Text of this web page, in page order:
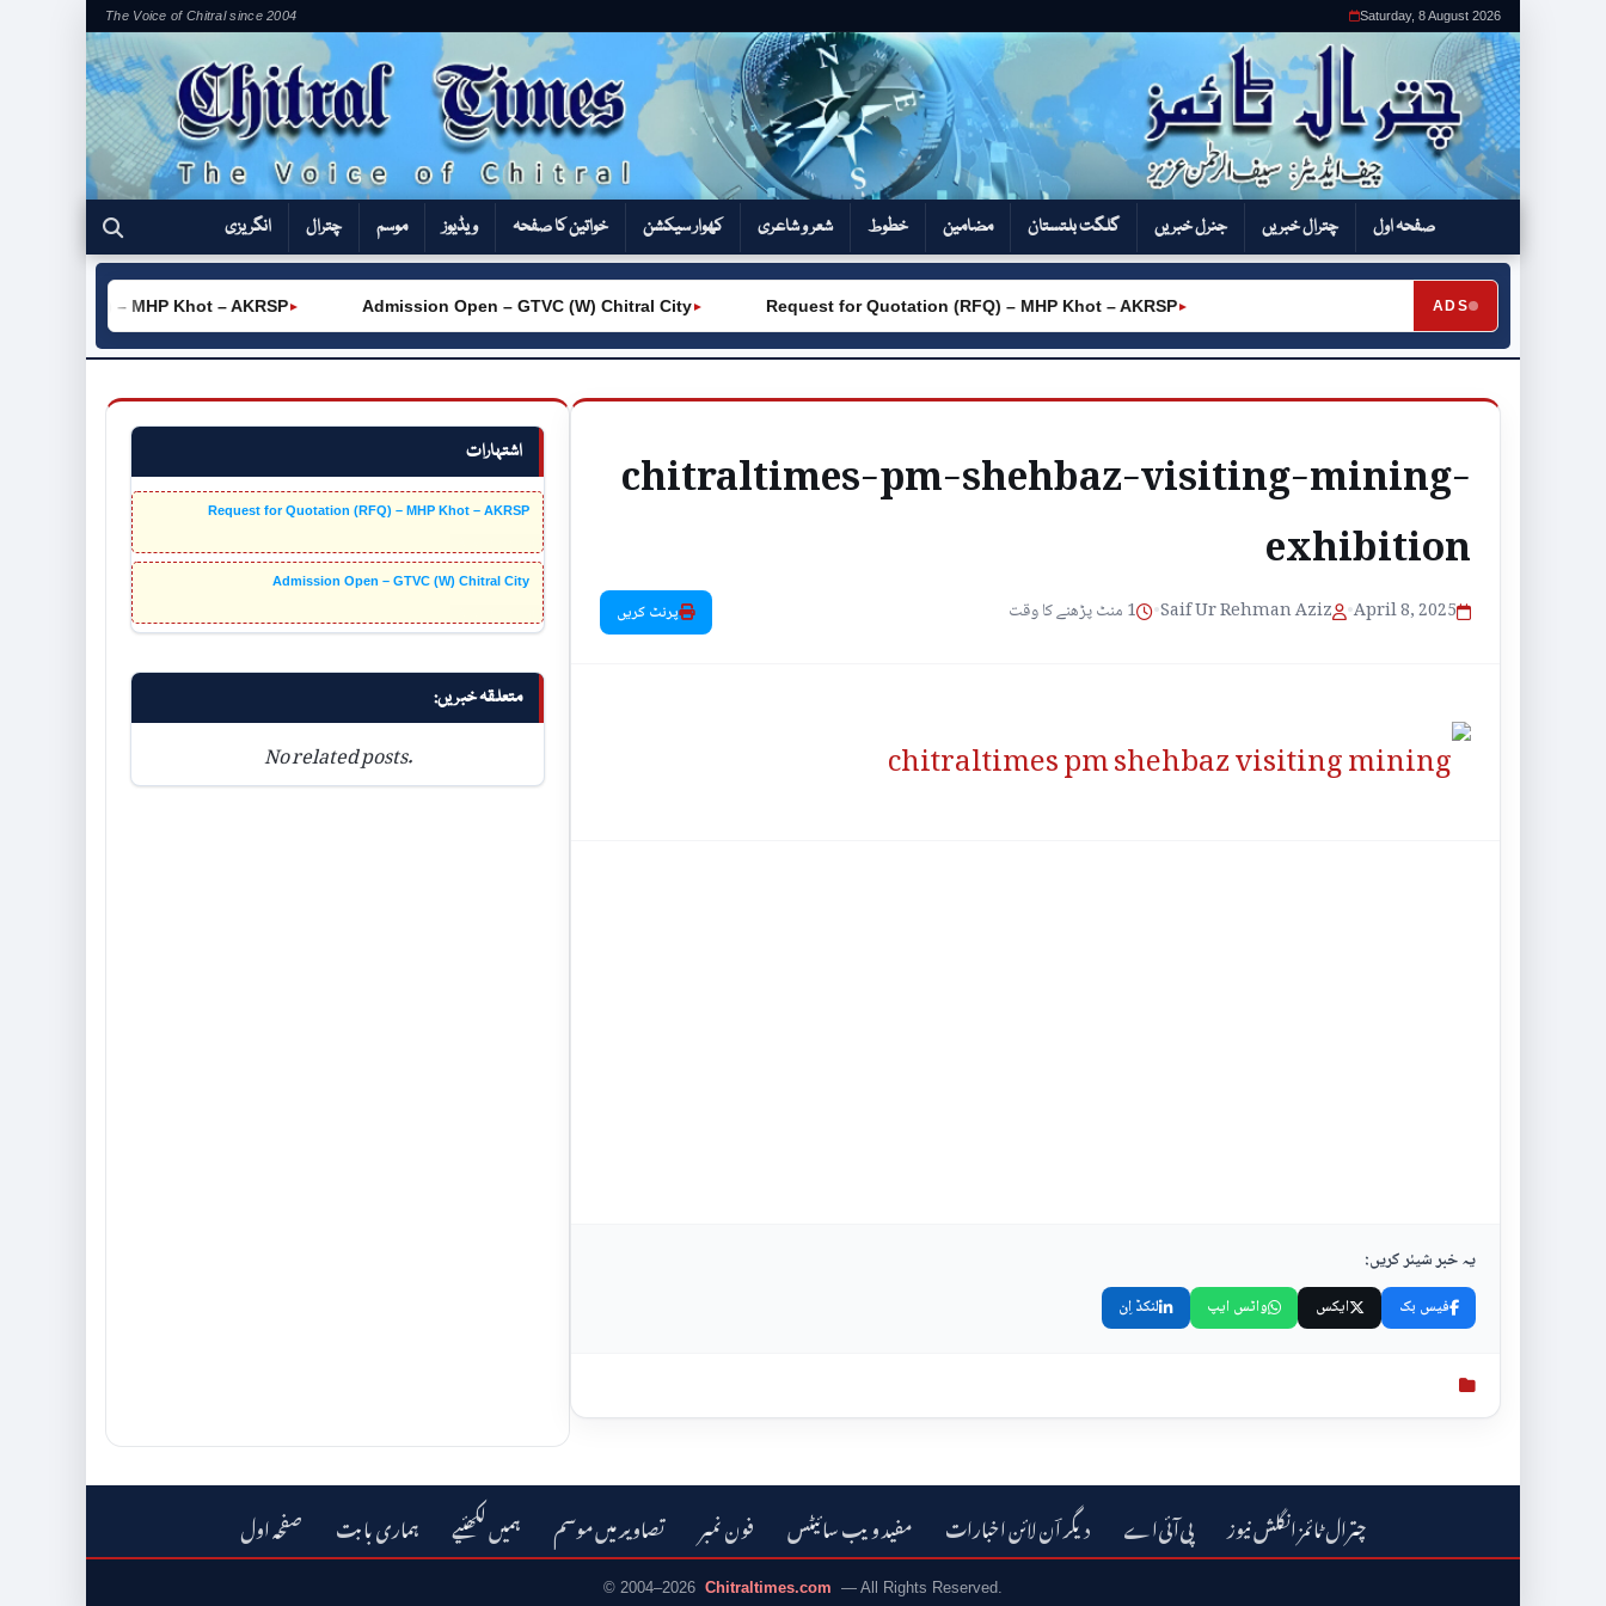
The Voice of Chitral since 2004 Saturday, 8 August 2026
صفحہ اول چترال خبریں جنرل خبریں گلگت بلتستان مضامین خطوط شعر و شاعری کھوار سیکشن‎ خواتین کا صفحہ ویڈیوز موسم چترال انگریزی
ADS
►
(RFQ) – MHP Khot – AKRSP ►
Request for Quotation (RFQ) – MHP Khot – AKRSP
►
Admission Open – GTVC (W) Chitral City
اشتہارات
Request for Quotation (RFQ) – MHP Khot – AKRSP
Admission Open – GTVC (W) Chitral City
متعلقہ خبریں:
No related posts.
chitraltimes-pm-shehbaz-visiting-mining-
exhibition
April 8, 2025
•
Saif Ur Rehman Aziz
• 1 منٹ پڑھنے کا وقت پرنٹ کریں
یہ خبر شیئر کریں:
فیس بک ایکس واٹس ایپ لنکڈ اِن
صفحہ اول ہماری بابت ہمیں لکھئیے تصاویر میں موسم فون نمبر مفید ویب سائیٹس دیگر اؔن لائن اخبارات پی‌آئی‌اے‎ چترال ٹائمز انگلش نیوز
© 2004–2026 Chitraltimes.com — All Rights Reserved.